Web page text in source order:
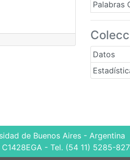
Palabras
Datos
de Buenos Aires - Argentina
- Tel. (54 11) 5285-